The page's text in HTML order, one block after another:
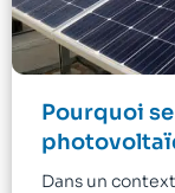
Pourquoi
Dans un